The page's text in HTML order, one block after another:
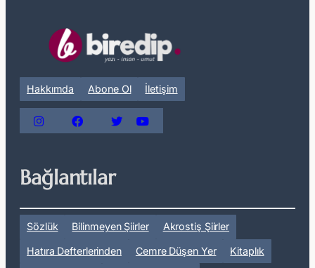
Hakkımda Abone Ol İletişim
Bağlantılar
Sözlük Bilinmeyen Şiirler Akrostiş Şiirler
Hatıra Defterlerinden Cemre Düşen Yer Kitaplık